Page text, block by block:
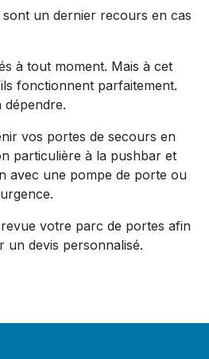
un dernier recours en cas
à tout moment. Mais à cet
fonctionnent parfaitement.
dépendre.
vos portes de secours en
particulière à la pushbar et
avec une pompe de porte ou
votre parc de portes afin
un devis personnalisé.